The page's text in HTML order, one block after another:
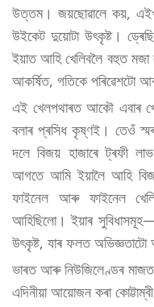
উত্তম। জয়ছোৱালে কয়,
উইকেট দুয়োটা উৎকৃষ্ট।
ইয়াত আহি খেলিবলৈ বহুত মজা
আকৰ্ষিত, গতিকে পৰিৱেশটো
এই খেলপথাৰত আকৌ এবাৰ
বলাৰ প্ৰসিধ কৃষ্ণই। তেওঁ
দলে বিজয় হাজাৰে ট্ৰফী
আগতে আমি ইয়ালৈ আহি বিজয়
ফাইনেল আৰু ফাইনেল
আহিছিলো। ইয়াৰ
উৎকৃষ্ট, যাৰ ফলত
ভাৰত আৰু নিউজিলেণ্ডৰ মাজত
এদিনীয়া আয়োজন কৰা কোট্টাম্বী